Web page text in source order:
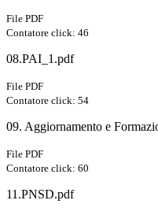
File PDF
Contatore click: 46
08.PAI_1.pdf
File PDF
Contatore click: 54
09. Aggiornamento e
File PDF
Contatore click: 60
11.PNSD.pdf